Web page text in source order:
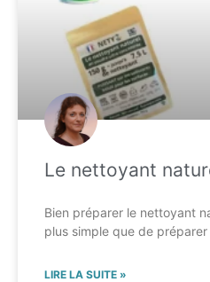
Le nettoyant
Bien préparer le nettoyant
plus simple que de
LIRE LA SUITE »